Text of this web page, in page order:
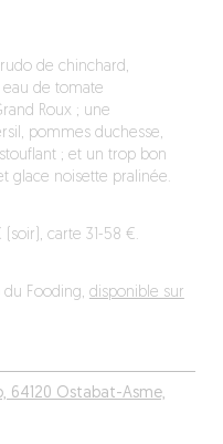
64120 Ostabat-Asme,
de chinchard,
de tomate
Roux ; une
pommes duchesse,
; et un trop bon
glace noisette pralinée.
carte 31-58 €.
du Fooding, disponible sur